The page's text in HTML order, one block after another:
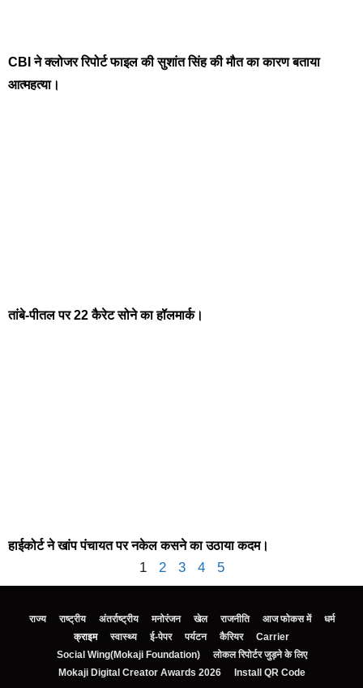
CBI ने क्लोजर रिपोर्ट फाइल की सुशांत सिंह की मौत का कारण बताया
आत्महत्या।
तांबे-पीतल पर 22 कैरेट सोने का हॉलमार्क।
हाईकोर्ट ने खांप पंचायत पर नकेल कसने का उठाया कदम।
1 2 3 4 5
राज्य राष्ट्रीय अंतर्राष्ट्रीय मनोरंजन खेल राजनीति आज फोकस में
धर्म
क्राइम
स्वास्थ्य ई-पेपर पर्यटन कैरियर
Carrier
Social Wing(Mokaji Foundation)
लोकल रिपोर्टर जुड़ने के लिए
Mokaji Digital Creator Awards 2026
Install QR Code